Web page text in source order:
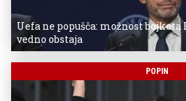
Uefa ne popušča: možnost
vedno obstaja
POPIN